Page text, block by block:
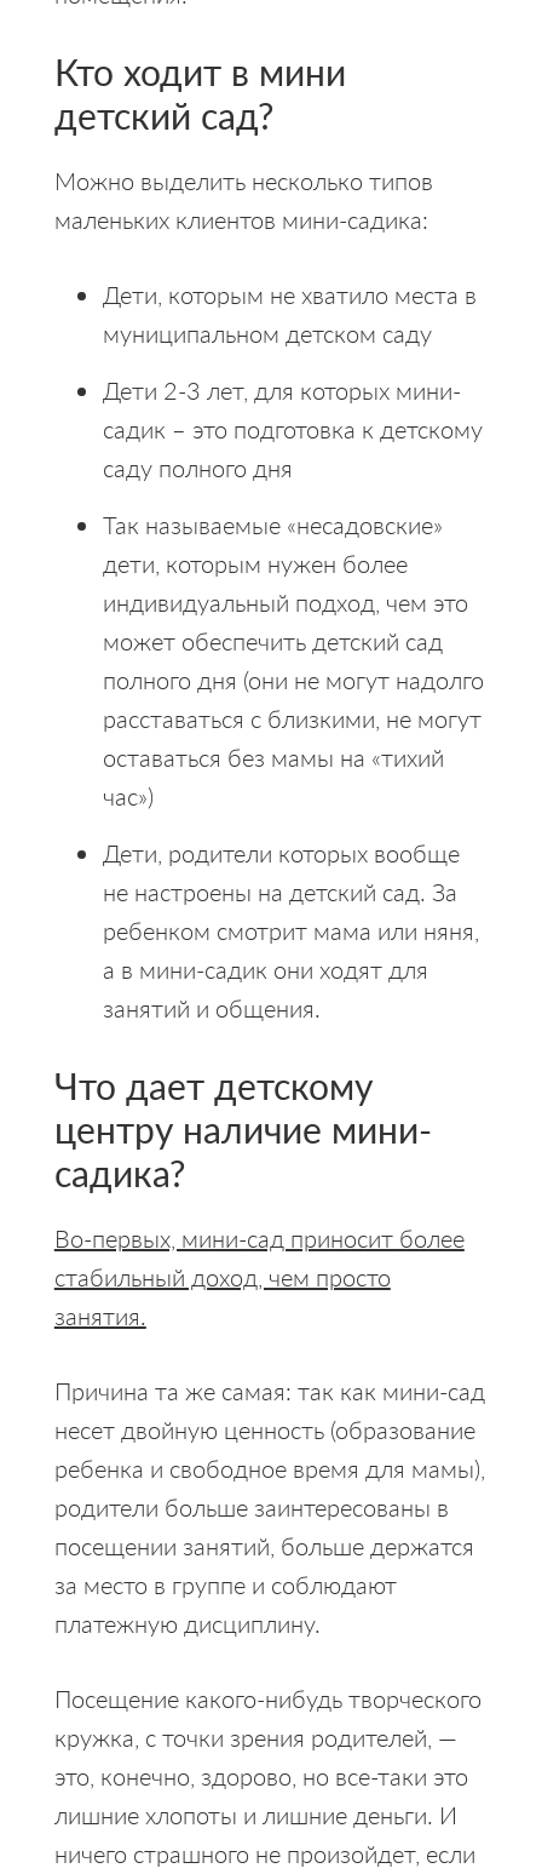
Кто ходит в мини
детский сад?
Можно выделить несколько типов
маленьких клиентов мини-садика:
Дети, которым не хватило места в
муниципальном детском саду
Дети 2-3 лет, для которых мини-
садик – это подготовка к детскому
саду полного дня
Так называемые «несадовские»
дети, которым нужен более
индивидуальный подход, чем это
может обеспечить детский сад
полного дня (они не могут надолго
расставаться с близкими, не могут
оставаться без мамы на «тихий
час»)
Дети, родители которых вообще
не настроены на детский сад. За
ребенком смотрит мама или няня,
а в мини-садик они ходят для
занятий и общения.
Что дает детскому
центру наличие мини-
садика?
Во-первых, мини-сад приносит более
стабильный доход, чем просто
занятия.
Причина та же самая: так как мини-сад
несет двойную ценность (образование
ребенка и свободное время для мамы),
родители больше заинтересованы в
посещении занятий, больше держатся
за место в группе и соблюдают
платежную дисциплину.
Посещение какого-нибудь творческого
кружка, с точки зрения родителей, —
это, конечно, здорово, но все-таки это
лишние хлопоты и лишние деньги. И
ничего страшного не произойдет, если